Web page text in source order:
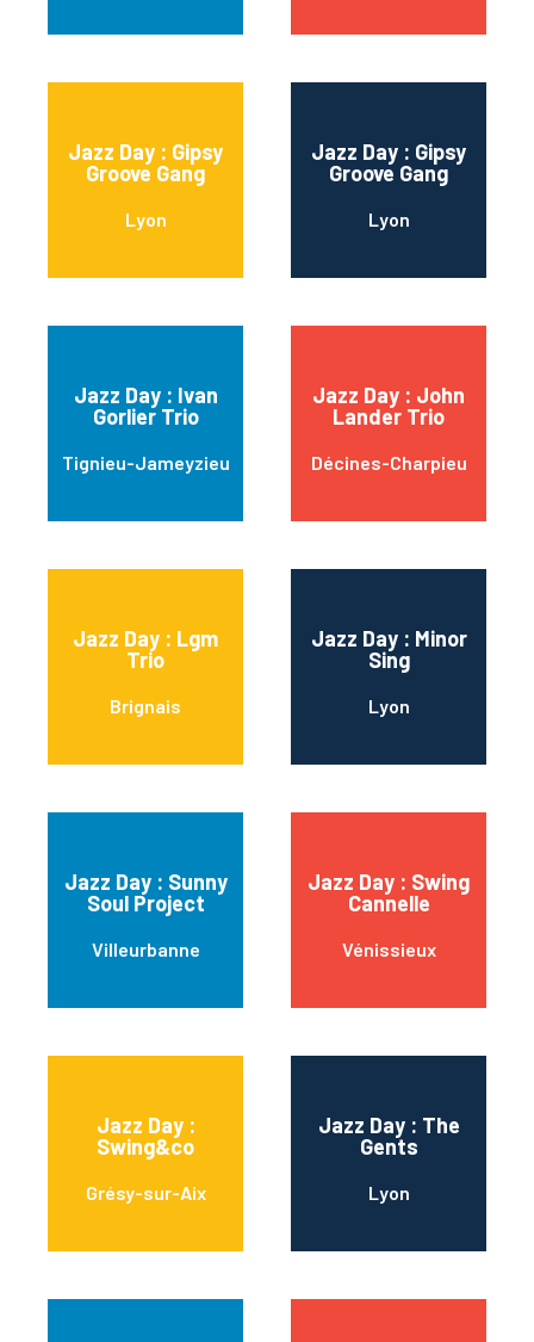
Jazz Day : Gipsy
Groove Gang
Lyon
Jazz Day : Gipsy
Groove Gang
Lyon
Jazz Day : Ivan
Gorlier Trio
Tignieu-Jameyzieu
Jazz Day : John
Lander Trio
Décines-Charpieu
Jazz Day : Lgm
Trio
Brignais
Jazz Day : Minor
Sing
Lyon
Jazz Day : Sunny
Soul Project
Villeurbanne
Jazz Day : Swing
Cannelle
Vénissieux
Jazz Day :
Swing&co
Grésy-sur-Aix
Jazz Day : The
Gents
Lyon